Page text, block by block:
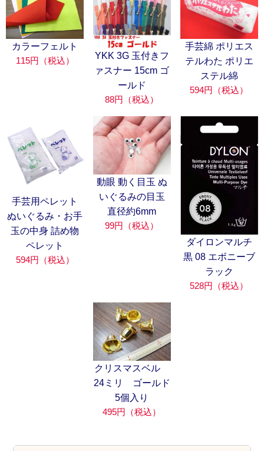
カラーフェルト
115円（税込）
YKK 3G 玉付きフ
ァスナー 15cm ゴ
ールド
88円（税込）
手芸綿 ポリエス
テルわた ポリエ
ステル綿
594円（税込）
手芸用ペレット
ぬいぐるみ・お手
玉の中身 詰め物
ペレット
594円（税込）
動眼 動く目玉 ぬ
いぐるみの目玉
直径約6mm
99円（税込）
ダイロンマルチ
黒 08 エボニーブ
ラック
528円（税込）
クリスマスベル
24ミリ ゴールド
5個入り
495円（税込）